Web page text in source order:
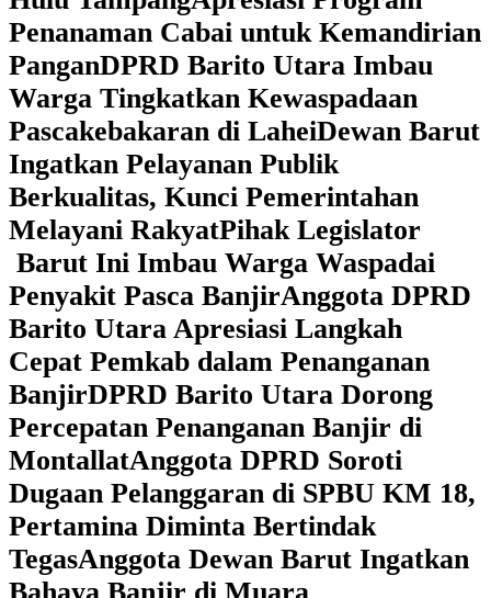
Penanaman Cabai untuk Kemandirian
PanganDPRD Barito Utara Imbau
Warga Tingkatkan Kewaspadaan
Pascakebakaran di LaheiDewan Barut
Ingatkan Pelayanan Publik
Berkualitas, Kunci Pemerintahan
Melayani RakyatPihak Legislator
Barut Ini Imbau Warga Waspadai
Penyakit Pasca BanjirAnggota DPRD
Barito Utara Apresiasi Langkah
Cepat Pemkab dalam Penanganan
BanjirDPRD Barito Utara Dorong
Percepatan Penanganan Banjir di
MontallatAnggota DPRD Soroti
Dugaan Pelanggaran di SPBU KM 18,
Pertamina Diminta Bertindak
TegasAnggota Dewan Barut Ingatkan